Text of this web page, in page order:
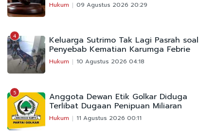
Hukum 09 Agustus 2026 20:29
4 Keluarga Sutrimo Tak Lagi Pasrah soal
Penyebab Kematian Karumga Febrie
Hukum 10 Agustus 2026 04:18
5 Anggota Dewan Etik Golkar Diduga
Terlibat Dugaan Penipuan Miliaran
Hukum 11 Agustus 2026 00:11